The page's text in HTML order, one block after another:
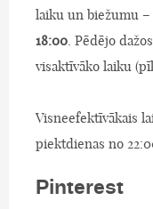
laiku un biežumu –
18:00. Pēdējo
visaktīvāko laiku
Visneefektīvākais
piektdienas no
Pinterest